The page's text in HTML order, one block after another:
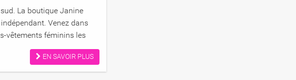
La boutique Janine
Venez dans
vêtements féminins les
EN SAVOIR PLUS